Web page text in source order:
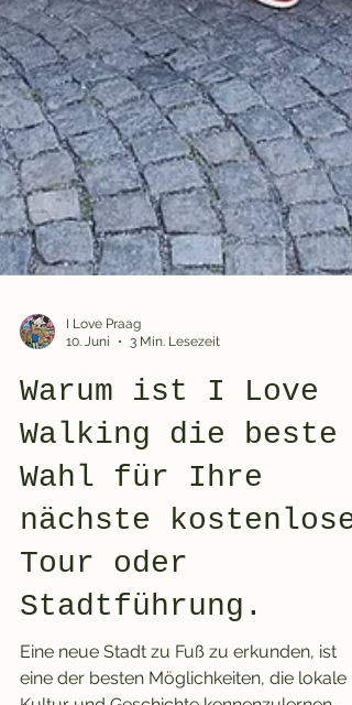
10. Juni
3 Min. Lesezeit
Warum ist I Love
Walking die beste
Wahl für Ihre
nächste kostenlose
Tour oder
Stadtführung.
Eine neue Stadt zu Fuß zu erkunden, ist